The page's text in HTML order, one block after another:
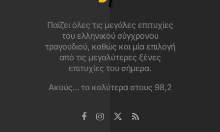
Παίζει όλες τις μεγάλες επιτυχίες
του ελληνικού σύγχρονου
τραγουδιού, καθώς και μία επιλογή
από τις μεγαλύτερες ξένες
επιτυχίες του σήμερα.
Ακούς… τα καλύτερα στους 98,2